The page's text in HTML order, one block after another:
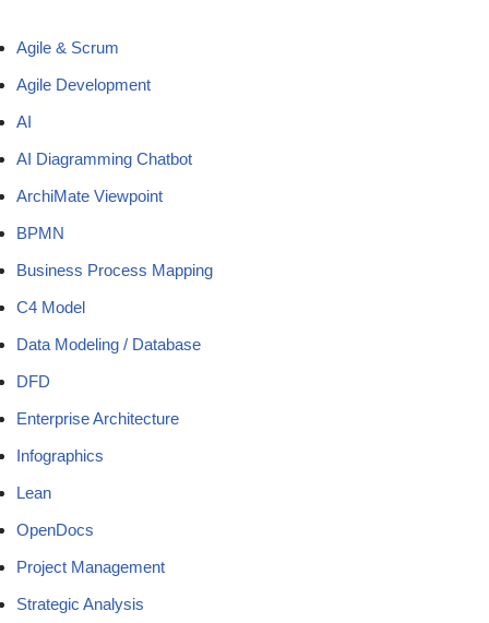
Agile & Scrum
Agile Development
AI
AI Diagramming Chatbot
ArchiMate Viewpoint
BPMN
Business Process Mapping
C4 Model
Data Modeling / Database
DFD
Enterprise Architecture
Infographics
Lean
OpenDocs
Project Management
Strategic Analysis